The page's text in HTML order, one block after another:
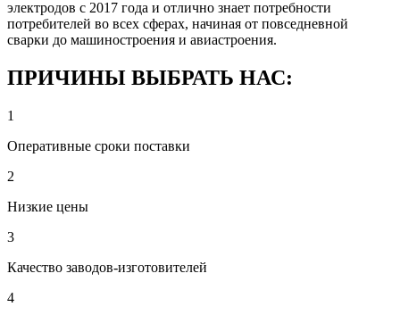
электродов с 2017 года и отлично знает потребности
потребителей во всех сферах, начиная от повседневной
сварки до машиностроения и авиастроения.
ПРИЧИНЫ ВЫБРАТЬ НАС:
1
Оперативные сроки поставки
2
Низкие цены
3
Качество заводов-изготовителей
4